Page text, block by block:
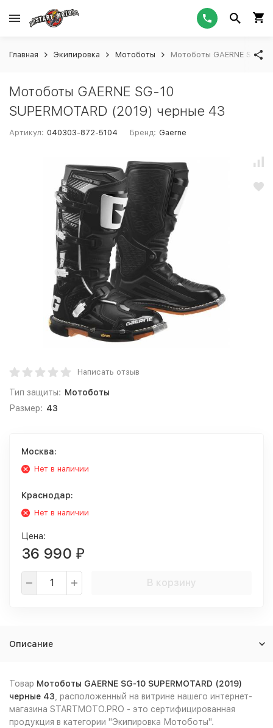
Главная Экипировка Мотоботы Мотоботы GAERNE SG-
Мотоботы GAERNE SG-10
SUPERMOTARD (2019) черные 43
Артикул: 040303-872-5104 Бренд: Gaerne
Написать отзыв
Тип защиты: Мотоботы
Размер: 43
Москва:
Нет в наличии
Краснодар:
Нет в наличии
Цена:
36 990 ₽
В корзину
Описание
Товар Мотоботы GAERNE SG-10 SUPERMOTARD (2019)
черные 43 , расположенный на витрине нашего интернет-
магазина STARTMOTO.PRO - это сертифицированная
продукция в категории "Экипировка Мотоботы".